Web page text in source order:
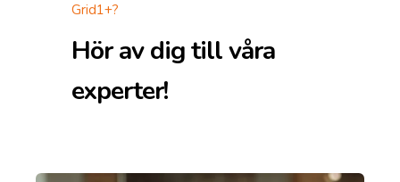
Grid1+?
Hör av dig till våra
experter!